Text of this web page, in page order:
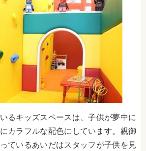
るキッズスペースは、子供が夢中に
カラフルな配色にしています。親御
ているあいだはスタッフが子供を見